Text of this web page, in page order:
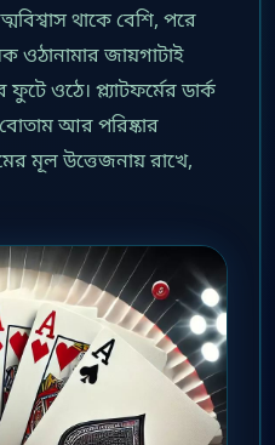
থাকে বেশি, পরে
ওঠানামার জায়গাটাই
ওঠে। প্ল্যাটফর্মের ডার্ক
আর পরিষ্কার
মূল উত্তেজনায় রাখে,